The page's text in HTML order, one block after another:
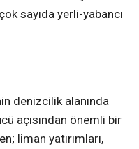
sayıda yerli-yabancı
denizcilik alanında
açısından önemli bir
liman yatırımları,